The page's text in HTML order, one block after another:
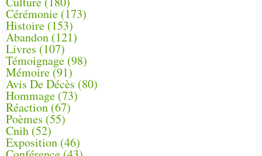
Cérémonie (173)
Histoire (153)
Abandon(121)
Livres (107)
Témoignage (98)
Mémoire (91)
Avis De Décès (80)
Hommage (73)
Réaction(67)
Poèmes (55)
Cnih (52)
Exposition (46)